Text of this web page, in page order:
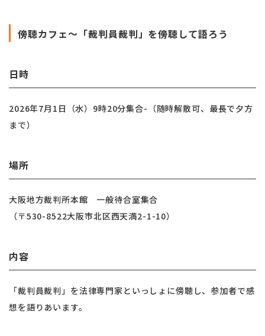
傍聴カフェ～「裁判員裁判」を傍聴して語ろう
日時
2026年7月1日（水）9時20分集合-（随時解散可、最長で夕方
まで）
場所
大阪地方裁判所本館 一般待合室集合
（〒530-8522大阪市北区西天満2-1-10）
内容
「裁判員裁判」を法律専門家といっしょに傍聴し、参加者で感
想を語りあいます。